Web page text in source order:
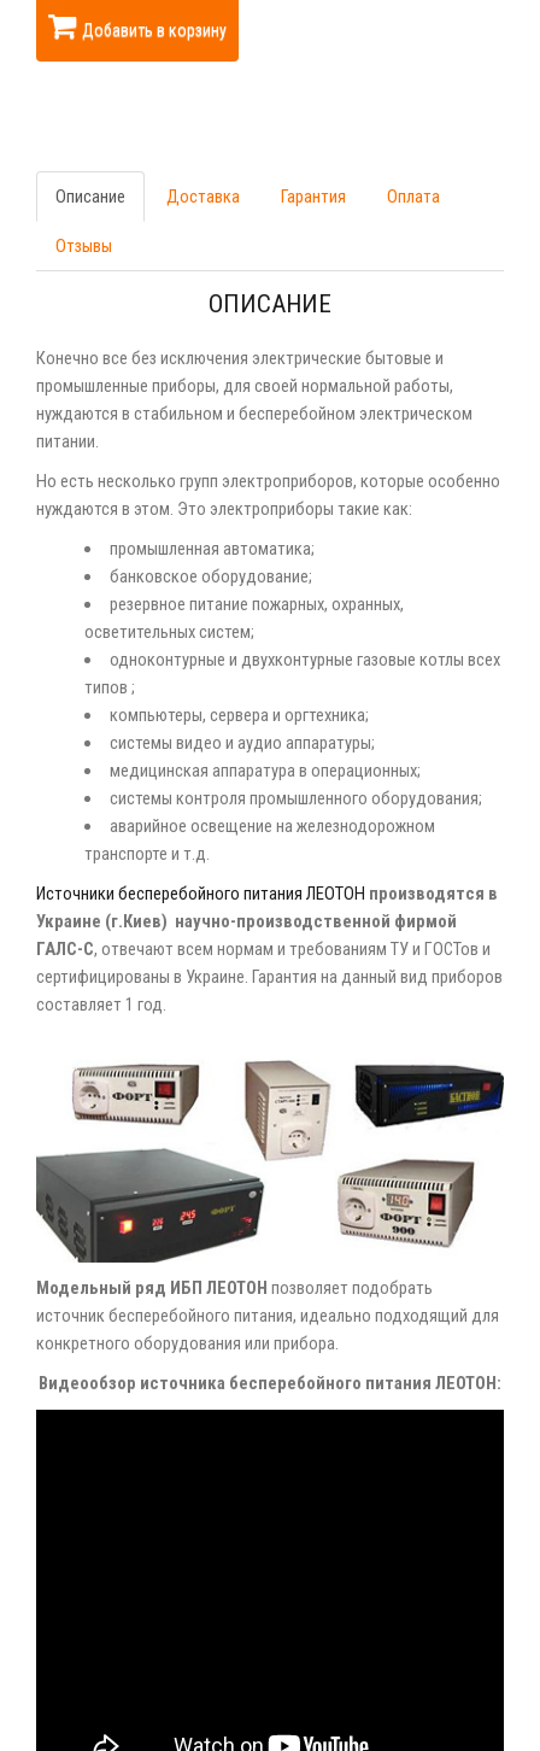
Добавить в корзину
Описание Доставка Гарантия Оплата
Отзывы
ОПИСАНИЕ
Конечно все без исключения электрические бытовые и
промышленные приборы, для своей нормальной работы,
нуждаются в стабильном и бесперебойном электрическом
питании.
Но есть несколько групп электроприборов, которые особенно
нуждаются в этом. Это электроприборы такие как:
промышленная автоматика;
банковское оборудование;
резервное питание пожарных, охранных,
осветительных систем;
одноконтурные и двухконтурные газовые котлы всех
типов ;
компьютеры, сервера и оргтехника;
системы видео и аудио аппаратуры;
медицинская аппаратура в операционных;
системы контроля промышленного оборудования;
аварийное освещение на железнодорожном
транспорте и т.д.
Источники бесперебойного питания ЛЕОТОН производятся в
Украине (г.Киев) научно-производственной фирмой
ГАЛС-С, отвечают всем нормам и требованиям ТУ и ГОСТов и
сертифицированы в Украине. Гарантия на данный вид приборов
составляет 1 год.
Модельный ряд ИБП ЛЕОТОН позволяет подобрать
источник бесперебойного питания, идеально подходящий для
конкретного оборудования или прибора.
Видеообзор источника бесперебойного питания ЛЕОТОН: